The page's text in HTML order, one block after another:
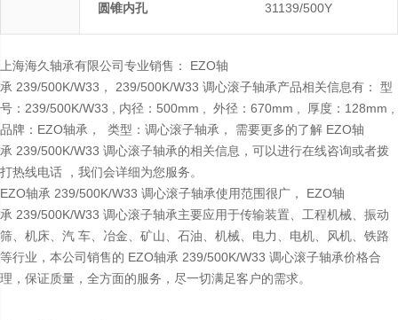
圆锥内孔 31139/500Y
上海海久轴承有限公司专业销售： EZO轴
承 239/500K/W33， 239/500K/W33 调心滚子轴承产品相关信息有： 型
号：239/500K/W33 , 内径：500mm , 外径：670mm , 厚度：128mm ,
品牌：EZO轴承， 类型：调心滚子轴承， 需要更多的了解 EZO轴
承 239/500K/W33 调心滚子轴承的相关信息，可以进行在线咨询或者拨
打热线电话 ，我们会详细为您服务。
EZO轴承 239/500K/W33 调心滚子轴承使用范围很广， EZO轴
承 239/500K/W33 调心滚子轴承主要应用于传输装置、工程机械、振动
筛、机床、汽 车、冶金、矿山、石油、机械、电力、电机、风机、铁路
等行业，本公司销售的 EZO轴承 239/500K/W33 调心滚子轴承价格合
理，保证质量，全方面的服务，尽一切满足客户的需求。